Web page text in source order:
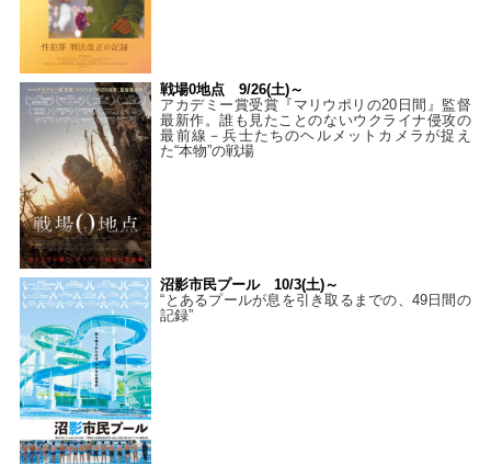
戦場0地点 9/26(土)～
アカデミー賞受賞『マリウポリの20日間』監督
最新作。誰も見たことのないウクライナ侵攻の
最前線－兵士たちのヘルメットカメラが捉え
た“本物”の戦場
沼影市民プール 10/3(土)～
“とあるプールが息を引き取るまでの、49日間の
記録”